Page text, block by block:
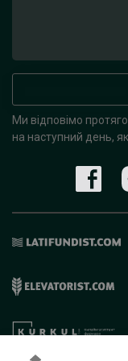
Ми відповімо
на наступний день,